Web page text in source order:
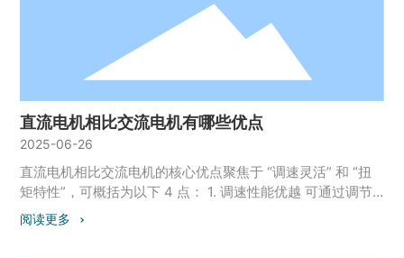
不稳、寿命短（如电刷磨损快、线圈易烧毁）。 3. 检查关键
参数 电压稳定性：怠速时输出电压应稳定在
13.5~14.5V（12V 系统），波动不超过 ±0.5V； 转速范围：
适配发动机转速（如最大转速 8000 转 / 分钟以上，避免高速
选择体积小、重量轻的型号（如稀土永磁发电机效率比传统
励磁式高 5%~10%）； 低负载损耗：怠速时功耗低，减少发
动机油耗（如智能调节发电量的 “可变排量发电机”）。 5. 适
配安装与接口 安装尺寸：对比原厂发电机的螺栓孔位置、皮
电指示灯接口需与车辆电路匹配（如日系车多为 3 线制，欧
直流电机相比交流电机有哪些优点
2025-06-26
直流电机相比交流电机的核心优点聚焦于 “调速灵活” 和 “扭
矩特性”，可概括为以下 4 点： 1. 调速性能优越 可通过调节
电压、电流或磁场实现无级平滑调速，转速控制精度高（如
从 0 到额定转速连续可调），适合机床、伺服系统等需精准
阅读更多